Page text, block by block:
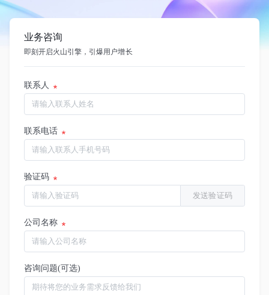
业务咨询
即刻开启火山引擎，引爆用户增长
联系人
联系电话
验证码
发送验证码
公司名称
咨询问题(可选)